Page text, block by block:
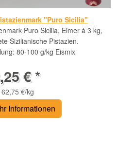
"Puro Sicilia"
Puro Sicilia, Eimer á 3 kg,
Sizilianische Pistazien.
80-100 g/kg Eismix
€ *
€/kg
Informationen